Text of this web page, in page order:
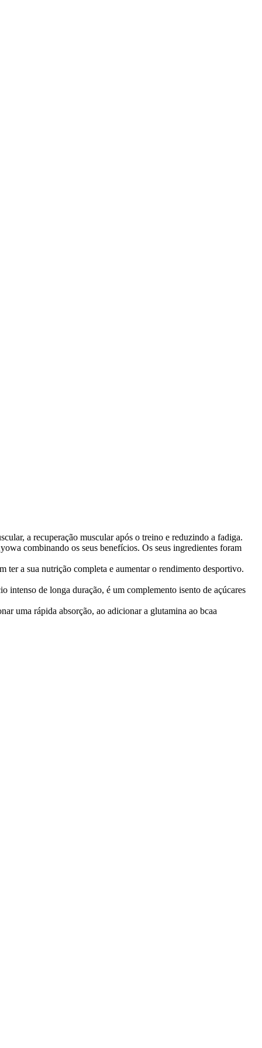
a recuperação muscular após o treino e reduzindo a fadiga.
combinando os seus benefícios. Os seus ingredientes foram
a sua nutrição completa e aumentar o rendimento desportivo.
de longa duração, é um complemento isento de açúcares
uma rápida absorção, ao adicionar a glutamina ao bcaa